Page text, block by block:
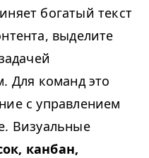
богатый текст
выделите
Для команд это
с управлением
Визуальные
канбан,